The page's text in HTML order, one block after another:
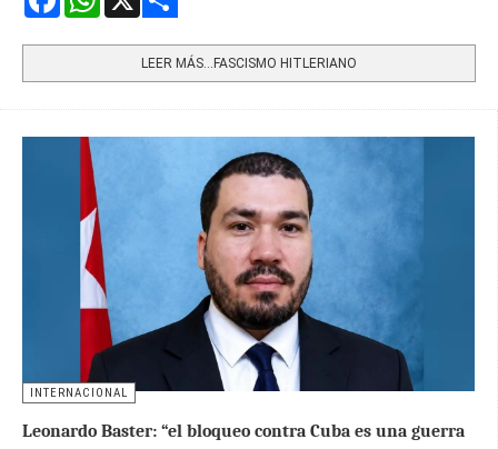
LEER MÁS…FASCISMO HITLERIANO
INTERNACIONAL
Leonardo Baster: “el bloqueo contra Cuba es una guerra